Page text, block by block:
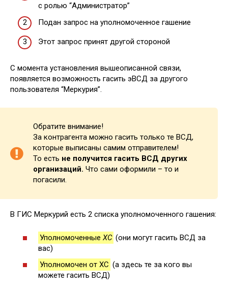
с ролью “Администратор”
Подан запрос на уполномоченное гашение
Этот запрос принят другой стороной
С момента установления вышеописанной связи,
появляется возможность гасить эВСД за другого
пользователя “Меркурия”.
Обратите внимание!
За контрагента можно гасить только те ВСД,
которые выписаны самим отправителем!
То есть не получится гасить ВСД других
организаций. Что сами оформили – то и
погасили.
В ГИС Меркурий есть 2 списка уполномоченного гашения:
Уполномоченные ХС (они могут гасить ВСД за
вас)
Уполномочен от ХС (а здесь те за кого вы
можете гасить ВСД)